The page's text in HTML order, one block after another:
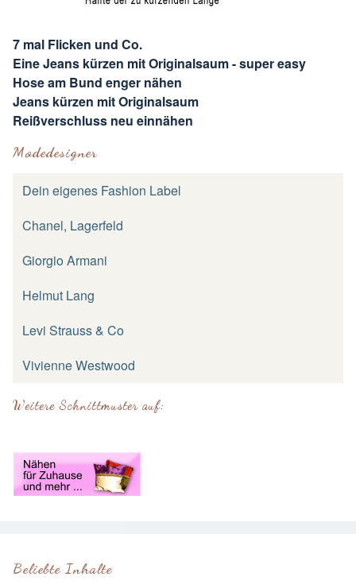
Beliebte Inhalte
7 mal Flicken und Co.
Eine Jeans kürzen mit Originalsaum - super easy
Hose am Bund enger nähen
Jeans kürzen mit Originalsaum
Reißverschluss neu einnähen
Modedesigner
Dein eigenes Fashion Label
Chanel, Lagerfeld
Giorgio Armani
Helmut Lang
Levi Strauss & Co
Vivienne Westwood
Weitere Schnittmuster auf: